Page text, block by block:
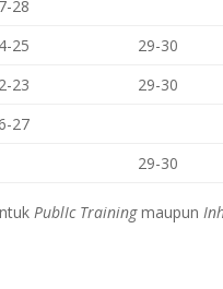
28
25
29-30
23
29-30
27
29-30
PublIc Trainingmaupun